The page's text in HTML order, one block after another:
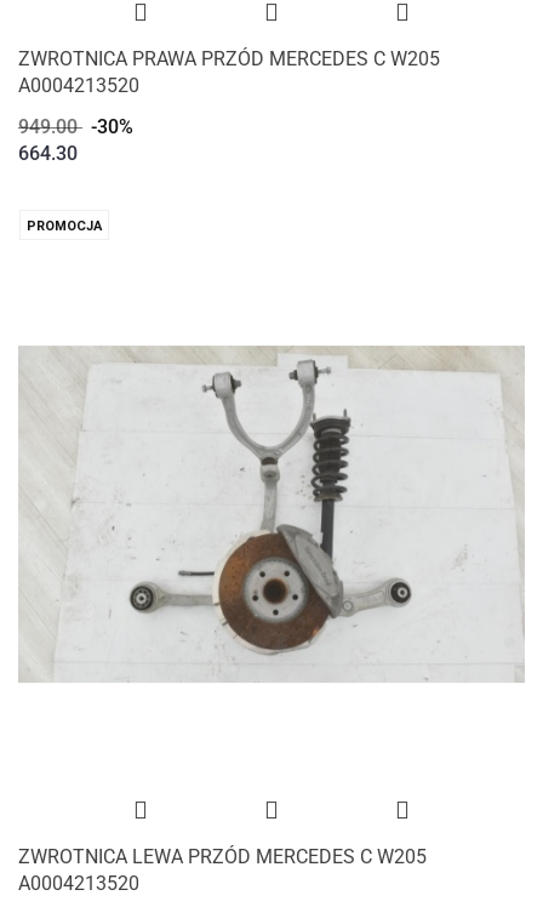
ZWROTNICA PRAWA PRZÓD MERCEDES C W205
A0004213520
949.00 -30%
664.30
PROMOCJA
ZWROTNICA LEWA PRZÓD MERCEDES C W205
A0004213520